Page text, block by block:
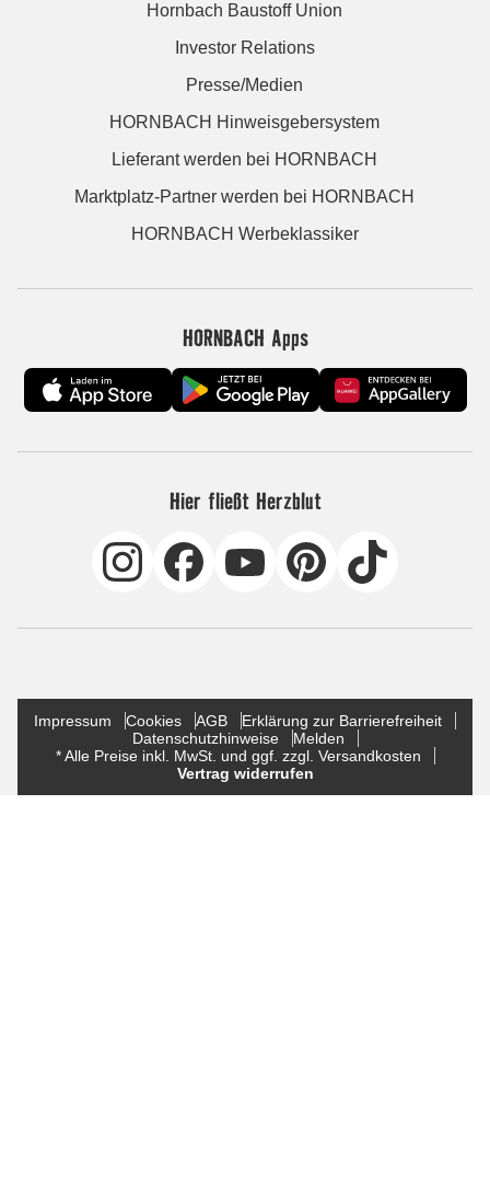
Hornbach Baustoff Union
Investor Relations
Presse/Medien
HORNBACH Hinweisgebersystem
Lieferant werden bei HORNBACH
Marktplatz-Partner werden bei HORNBACH
HORNBACH Werbeklassiker
HORNBACH Apps
Hier fließt Herzblut
Impressum Cookies AGB
Erklärung zur Barrierefreiheit
Datenschutzhinweise
Melden
* Alle Preise inkl. MwSt. und ggf. zzgl. Versandkosten
Vertrag widerrufen